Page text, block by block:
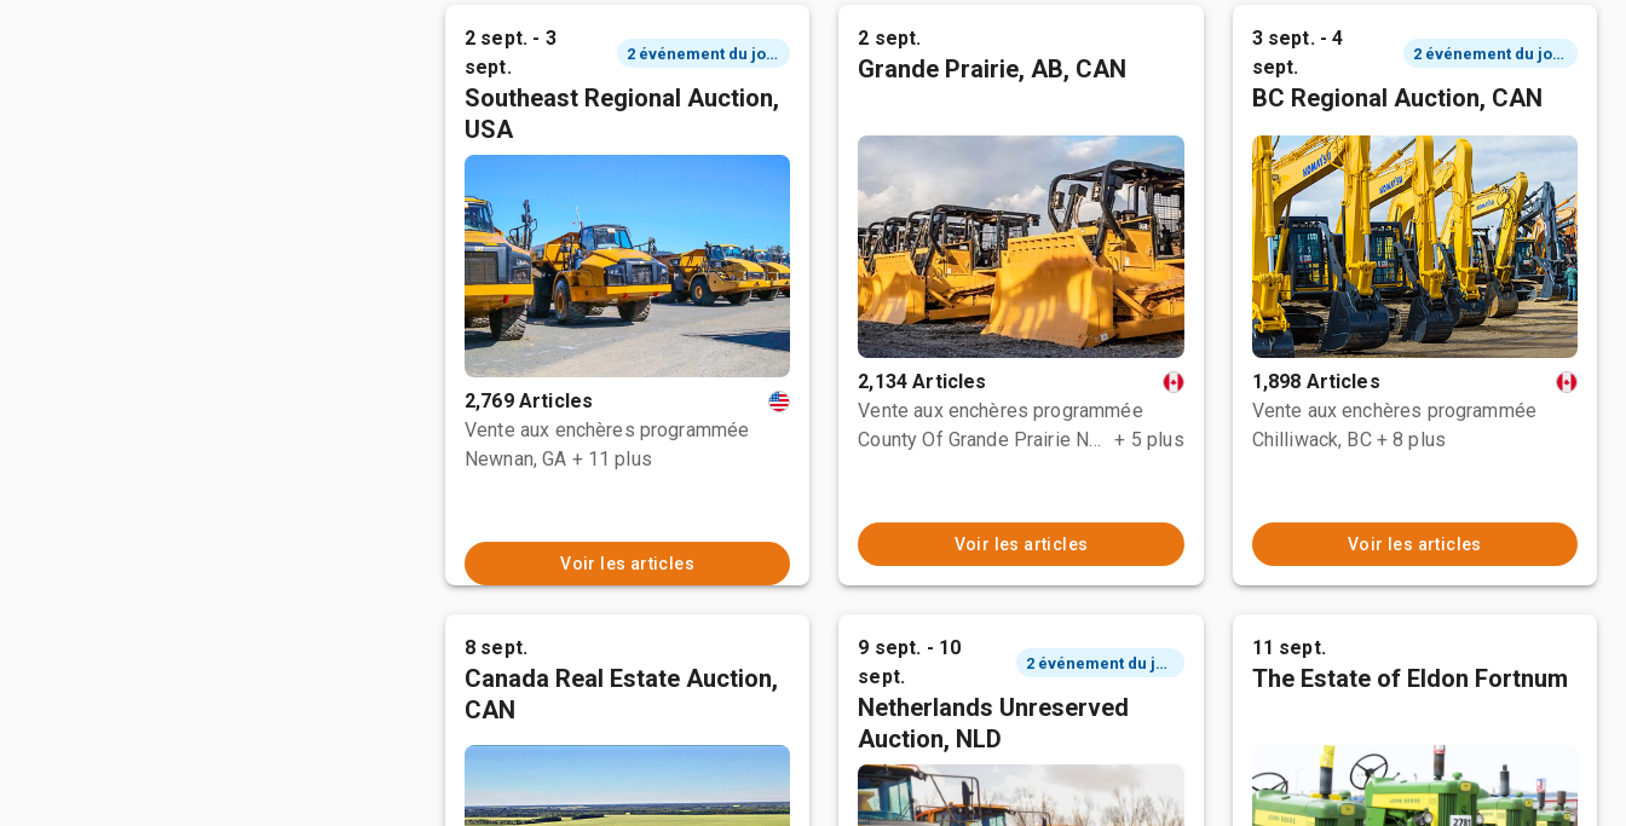
2 sept. - 3
sept.
2 événement du jour
Southeast Regional Auction,
USA
2,769 Articles
Vente aux enchères programmée
Newnan, GA + 11 plus
Voir les articles
2 sept.
Grande Prairie, AB, CAN
2,134 Articles
Vente aux enchères programmée
County Of Grande Prairie No. 1, AB
+ 5 plus
Voir les articles
3 sept. - 4
sept.
2 événement du jour
BC Regional Auction, CAN
1,898 Articles
Vente aux enchères programmée
Chilliwack, BC + 8 plus
Voir les articles
8 sept.
Canada Real Estate Auction,
CAN
9 sept. - 10
sept.
2 événement du jour
Netherlands Unreserved
Auction, NLD
11 sept.
The Estate of Eldon Fortnum